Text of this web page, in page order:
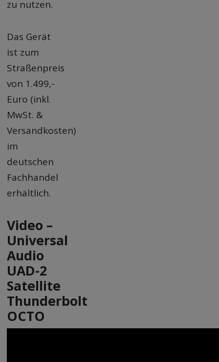
zu nutzen.
Das Gerät
ist zum
Straßenpreis
von 1.499,-
Euro (inkl.
MwSt. &
Versandkosten)
im
deutschen
Fachhandel
erhältlich.
Video –
Universal
Audio
UAD-2
Satellite
Thunderbolt
OCTO